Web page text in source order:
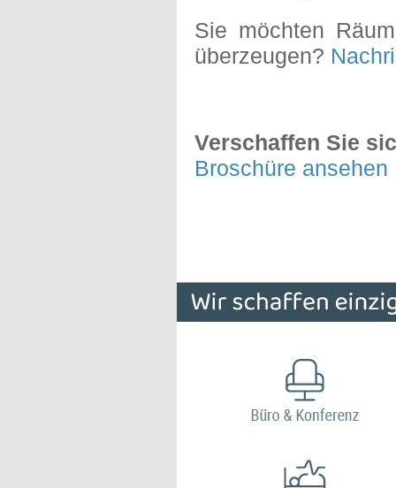
Sie möchten
überzeugen?
Verschaffen Sie
Broschüre ansehen